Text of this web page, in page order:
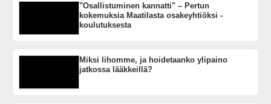
"Osallistuminen kannatti" – Pertun
kokemuksia Maatilasta osakeyhtiöksi -
koulutuksesta
Miksi lihomme, ja hoidetaanko ylipaino
jatkossa lääkkeillä?